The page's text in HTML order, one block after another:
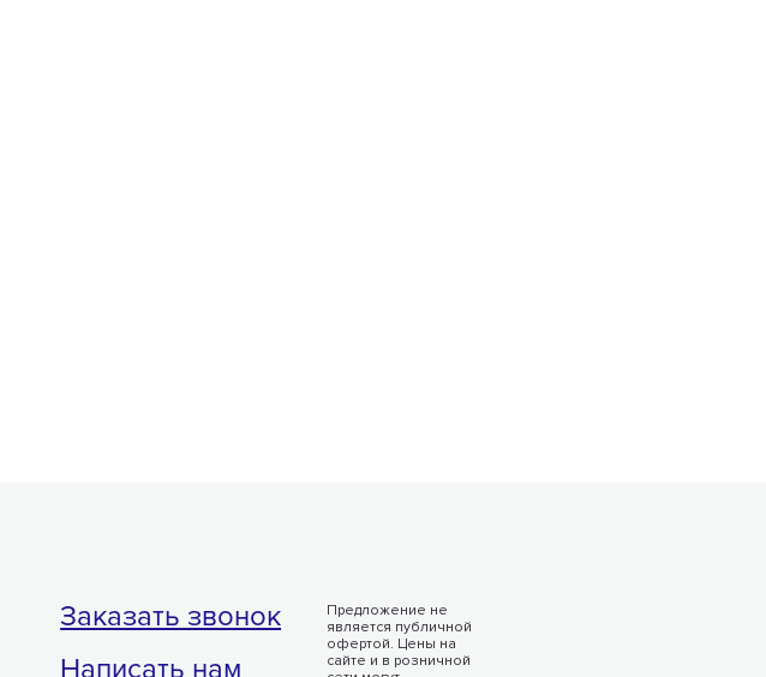
Заказать звонок
Написать нам
Предложение не
является публичной
офертой. Цены на
сайте и в розничной